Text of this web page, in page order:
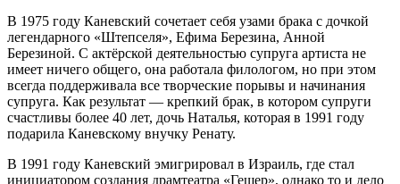
В 1975 году Каневский сочетает себя узами брака с дочкой
легендарного «Штепселя», Ефима Березина, Анной
Березиной. С актёрской деятельностью супруга артиста не
имеет ничего общего, она работала филологом, но при этом
всегда поддерживала все творческие порывы и начинания
супруга. Как результат — крепкий брак, в котором супруги
счастливы более 40 лет, дочь Наталья, которая в 1991 году
подарила Каневскому внучку Ренату.
В 1991 году Каневский эмигрировал в Израиль, где стал
инициатором создания драмтеатра «Гешер», однако то и дело